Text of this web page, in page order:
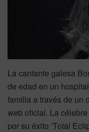
La cantante galesa
de edad en un
familia a través de un
web oficial. La
por su éxito ‘Total